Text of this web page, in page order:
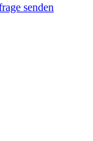
senden